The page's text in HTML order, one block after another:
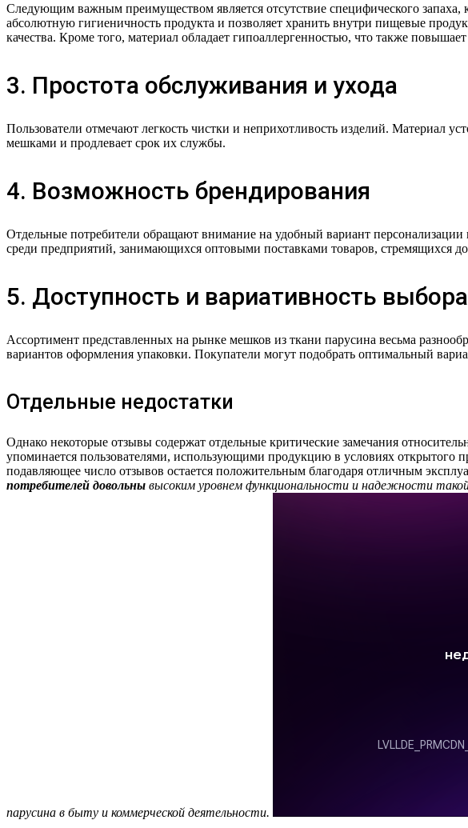
Следующим важным преимуществом является отсутствие специфического
абсолютную гигиеничность продукта и позволяет хранить внутри пищевые
качества. Кроме того, материал обладает гипоаллергенностью, что также
3. Простота обслуживания и ухода
Пользователи отмечают легкость чистки и неприхотливость изделий. Материал
мешками и продлевает срок их службы.
4. Возможность брендирования
Отдельные потребители обращают внимание на удобный вариант
среди предприятий, занимающихся оптовыми поставками товаров, стремящихся
5. Доступность и вариативность выбора
Ассортимент представленных на рынке мешков из ткани парусина весьма
вариантов оформления упаковки. Покупатели могут подобрать оптимальный
Отдельные недостатки
Однако некоторые отзывы содержат отдельные критические замечания
упоминается пользователями, использующими продукцию в условиях открытого
подавляющее число отзывов остается положительным благодаря отличным
потребителей довольны высоким уровнем функциональности и надежности
парусина в быту и коммерческой деятельности.